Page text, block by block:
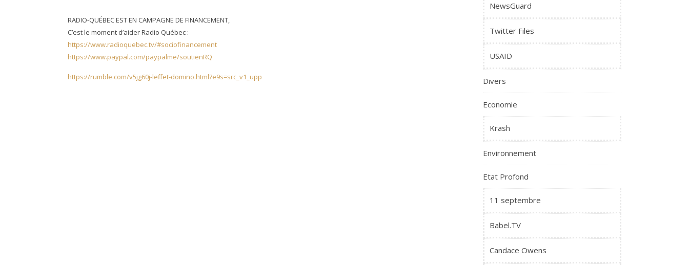
RADIO-QUÉBEC EST EN CAMPAGNE DE FINANCEMENT,
C’est le moment d’aider Radio Québec :
https://www.radioquebec.tv/#sociofinancement
https://www.paypal.com/paypalme/soutienRQ
https://rumble.com/v5jg60j-leffet-domino.html?e9s=src_v1_upp
NewsGuard
Twitter Files
USAID
Divers
Economie
Krash
Environnement
Etat Profond
11 septembre
Babel.TV
Candace Owens